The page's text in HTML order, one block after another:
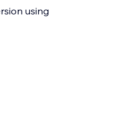
using